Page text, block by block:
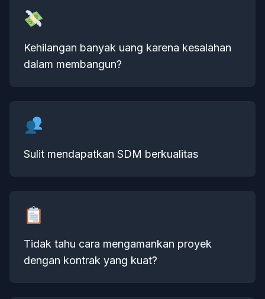
Kehilangan banyak uang karena kesalahan
dalam membangun?
Sulit mendapatkan SDM berkualitas
Tidak tahu cara mengamankan proyek
dengan kontrak yang kuat?